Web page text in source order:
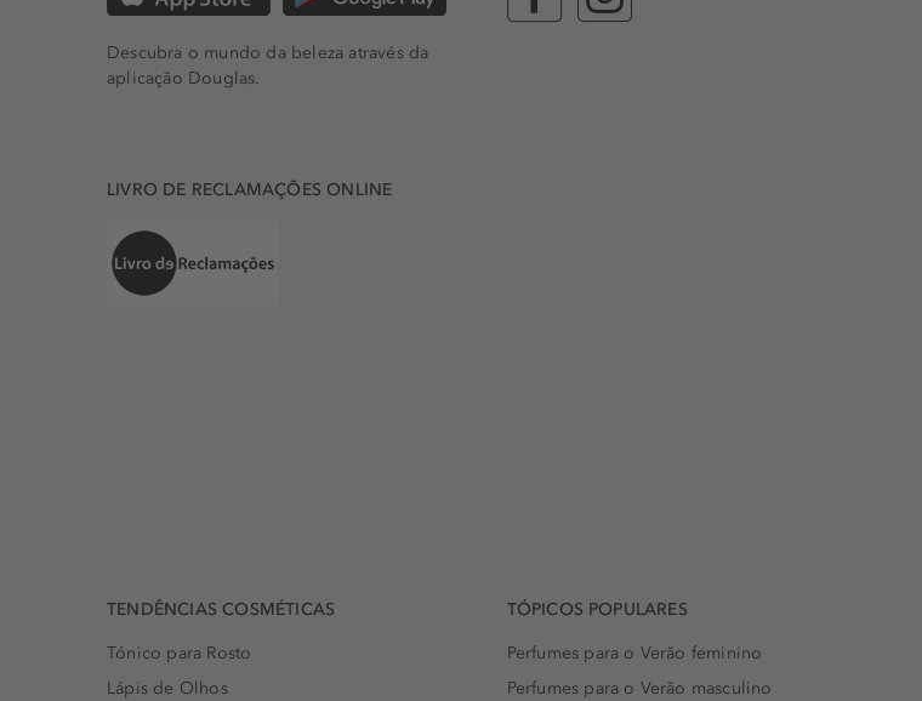
Descubra o mundo da beleza através da
aplicação Douglas.
LIVRO DE RECLAMAÇÕES ONLINE
TENDÊNCIAS COSMÉTICAS
Tónico para Rosto
Lápis de Olhos
TÓPICOS POPULARES
Perfumes para o Verão feminino
Perfumes para o Verão masculino